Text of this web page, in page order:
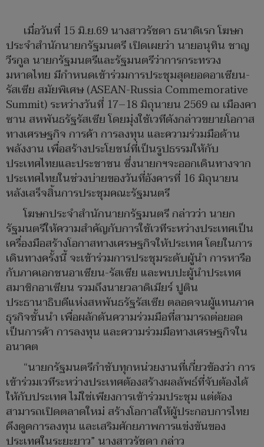
เมื่อวันที่ 15 มิ.ย.69 นางสาวรัชดา ธนาดิเรก โฆษก
ประจำสำนักนายกรัฐมนตรี เปิดเผยว่า นายอนุทิน ชาญ
วีรกูล นายกรัฐมนตรีและรัฐมนตรีว่าการกระทรวง
มหาดไทย มีกำหนดเข้าร่วมการประชุมสุดยอดอาเซียน-
รัสเซีย สมัยพิเศษ (ASEAN-Russia Commemorative
Summit) ระหว่างวันที่ 17–18 มิถุนายน 2569 ณ เมืองคา
ซาน สหพันธรัฐรัสเซีย โดยมุ่งใช้เวทีดังกล่าวขยายโอกาส
ทางเศรษฐกิจ การค้า การลงทุน และความร่วมมือด้าน
พลังงาน เพื่อสร้างประโยชน์ที่เป็นรูปธรรมให้กับ
ประเทศไทยและประชาชน ซึ่งนายกฯจะออกเดินทางจาก
ประเทศไทยในช่วงบ่ายของวันที่อังคารที่ 16 มิถุนายน
หลังเสร็จสิ้นการประชุมคณะรัฐมนตรี
โฆษกประจำสำนักนายกรัฐมนตรี กล่าวว่า นายก
รัฐมนตรีให้ความสำคัญกับการใช้เวทีระหว่างประเทศเป็น
เครื่องมือสร้างโอกาสทางเศรษฐกิจให้ประเทศ โดยในการ
เดินทางครั้งนี้ จะเข้าร่วมการประชุมระดับผู้นำ การหารือ
กับภาคเอกชนอาเซียน-รัสเซีย และพบปะผู้นำประเทศ
สมาชิกอาเซียน รวมถึงนายวลาดิเมียร์ ปูติน
ประธานาธิบดีแห่งสหพันธรัฐรัสเซีย ตลอดจนผู้แทนภาค
ธุรกิจชั้นนำ เพื่อผลักดันความร่วมมือที่สามารถต่อยอด
เป็นการค้า การลงทุน และความร่วมมือทางเศรษฐกิจใน
อนาคต
“นายกรัฐมนตรีกำชับทุกหน่วยงานที่เกี่ยวข้องว่า การ
เข้าร่วมเวทีระหว่างประเทศต้องสร้างผลลัพธ์ที่จับต้องได้
ให้กับประเทศ ไม่ใช่เพียงการเข้าร่วมประชุม แต่ต้อง
สามารถเปิดตลาดใหม่ สร้างโอกาสให้ผู้ประกอบการไทย
ดึงดูดการลงทุน และเสริมศักยภาพการแข่งขันของ
ประเทศในระยะยาว” นางสาวรัชดา กล่าว